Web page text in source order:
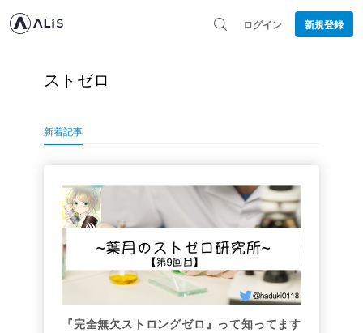
ログイン 新規登録
ストゼロ
新着記事
『完全無欠ストロングゼロ』って知ってます